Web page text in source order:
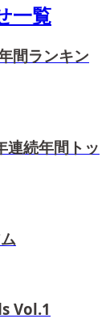
一覧
間ランキン
連続年間トッ
Vol.1